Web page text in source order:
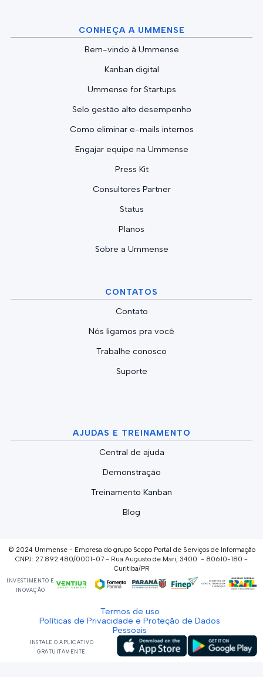
CONHEÇA A UMMENSE
Bem-vindo à Ummense
Kanban digital
Ummense for Startups
Selo gestão alto desempenho
Como eliminar e-mails internos
Engajar equipe na Ummense
Press Kit
Consultores Partner
Status
Planos
Sobre a Ummense
CONTATOS
Contato
Nós ligamos pra você
Trabalhe conosco
Suporte
AJUDAS E TREINAMENTO
Central de ajuda
Demonstração
Treinamento Kanban
Blog
© 2024 Ummense - Empresa do grupo Scopo Portal de Serviços de Informação
CNPJ: 27.892.480/0001-07 - Rua Augusto de Mari, 3400 - 80610-180 -
Curitiba/PR
INVESTIMENTO E
INOVAÇÃO
Termos de uso
Políticas de Privacidade e Proteção de Dados
Pessoais
INSTALE O APLICATIVO
GRATUITAMENTE